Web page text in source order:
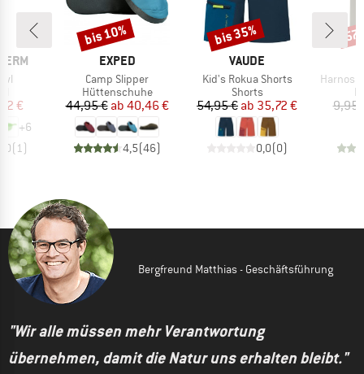
Preis
€
+6
(1)
MARKE
EXPED
Artikel
Camp Slipper
Produktgruppe
Hüttenschuhe
Preis
44,95 € reduzierter Preis
ab 40,46 €
4,5(46)
Rabatt
bis 10%
MARKE
VAUDE
Artikel
Kid's Rokua Shorts
Produktgruppe
Shorts
Preis
54,95 € reduzierter Preis
ab 35,72 €
0,0(0)
Rabatt
bis 35%
Artikel
9,95
Bergfreund Matthias - Geschäftsführung
"Wir alle müssen mehr Verantwortung
übernehmen, damit die Natur uns erhalten bleibt."